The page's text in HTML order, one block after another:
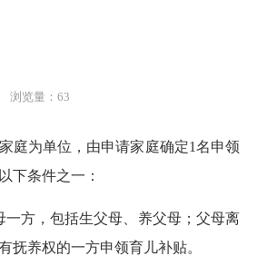
浏览量： 63
为单位，由申请家庭确定1名申领
下条件之一：
方，包括生父母、养父母；父母离
抚养权的一方申领育儿补贴。